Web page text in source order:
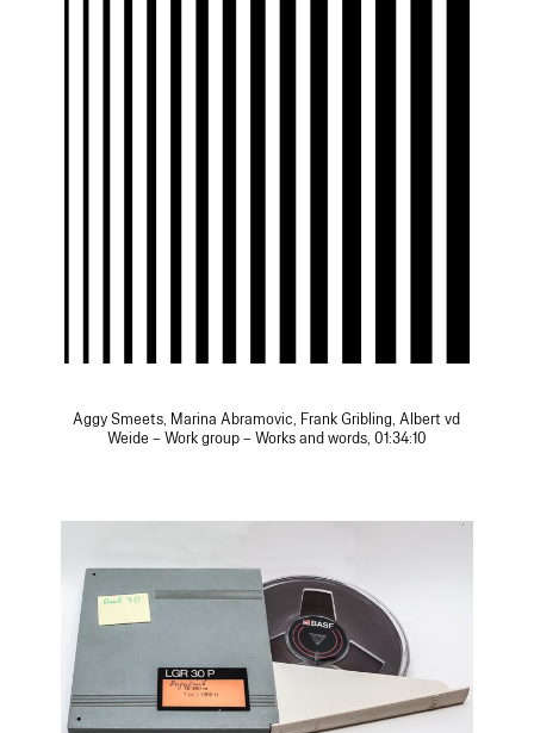
Aggy Smeets, Marina Abramovic, Frank Gribling, Albert vd
Weide – Work group – Works and words, 01:34:10